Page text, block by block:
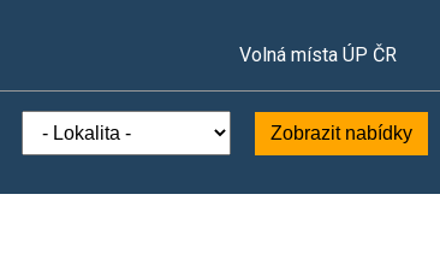
Volná místa ÚP ČR
Zobrazit nabídky